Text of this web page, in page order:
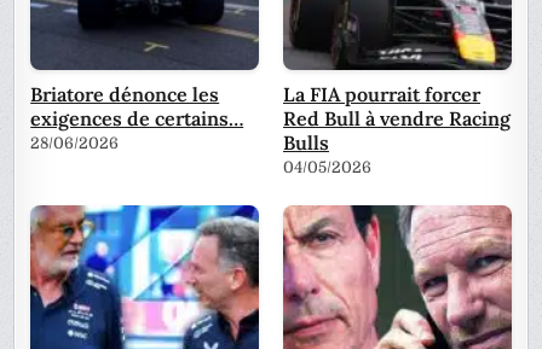
Briatore dénonce les
exigences de certains…
28/06/2026
La FIA pourrait forcer
Red Bull à vendre Racing
Bulls
04/05/2026